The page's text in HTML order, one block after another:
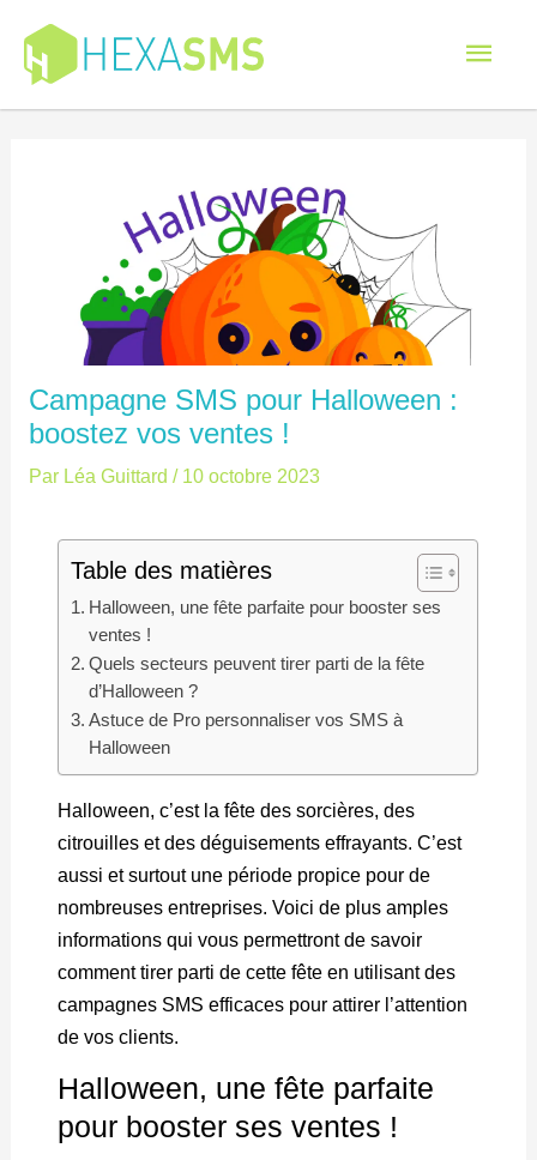
Campagne SMS pour Halloween :
boostez vos ventes !
Par Léa Guittard / 10 octobre 2023
Table des matières
Halloween, une fête parfaite pour booster ses
ventes !
Quels secteurs peuvent tirer parti de la fête
d’Halloween ?
Astuce de Pro personnaliser vos SMS à
Halloween
Halloween, c’est la fête des sorcières, des
citrouilles et des déguisements effrayants. C’est
aussi et surtout une période propice pour de
nombreuses entreprises. Voici de plus amples
informations qui vous permettront de savoir
comment tirer parti de cette fête en utilisant des
campagnes SMS efficaces pour attirer l’attention
de vos clients.
Halloween, une fête parfaite
pour booster ses ventes !